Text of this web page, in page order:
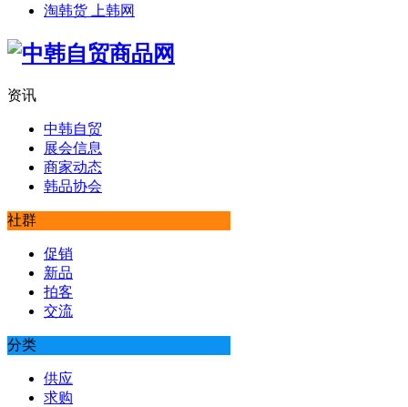
淘韩货 上韩网
资讯
中韩自贸
展会信息
商家动态
韩品协会
社群
促销
新品
拍客
交流
分类
供应
求购